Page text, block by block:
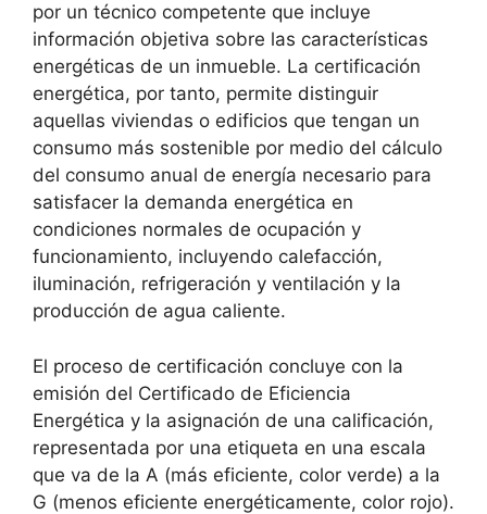
por un técnico competente que incluye
información objetiva sobre las características
energéticas de un inmueble. La certificación
energética, por tanto, permite distinguir
aquellas viviendas o edificios que tengan un
consumo más sostenible por medio del cálculo
del consumo anual de energía necesario para
satisfacer la demanda energética en
condiciones normales de ocupación y
funcionamiento, incluyendo calefacción,
iluminación, refrigeración y ventilación y la
producción de agua caliente.
El proceso de certificación concluye con la
emisión del Certificado de Eficiencia
Energética y la asignación de una calificación,
representada por una etiqueta en una escala
que va de la A (más eficiente, color verde) a la
G (menos eficiente energéticamente, color rojo).